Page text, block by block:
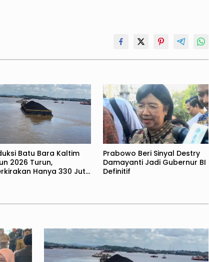
Batu Bara Kaltim
2026 Turun,
Hanya 330 Juta
Prabowo Beri Sinyal Destry
Damayanti Jadi Gubernur BI
Definitif